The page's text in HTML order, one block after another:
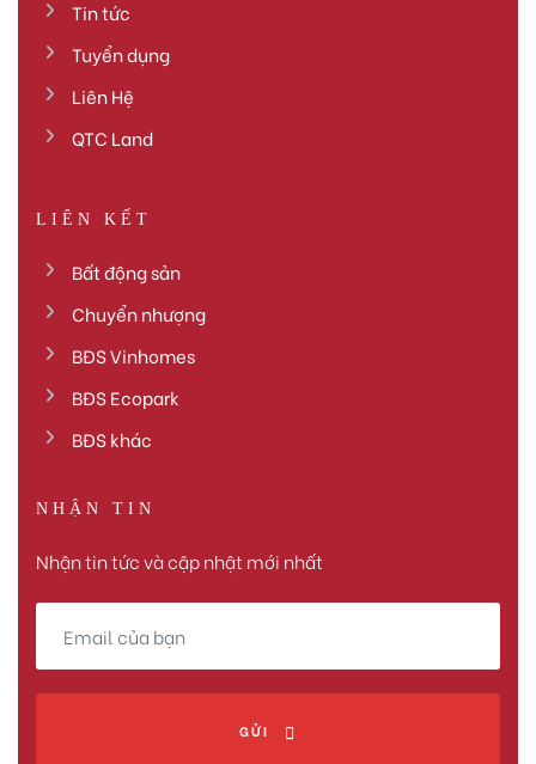
Tin tức
Tuyển dụng
Liên Hệ
QTC Land
LIÊN KẾT
Bất động sản
Chuyển nhượng
BĐS Vinhomes
BĐS Ecopark
BĐS khác
NHẬN TIN
Nhận tin tức và cập nhật mới nhất
GỬI